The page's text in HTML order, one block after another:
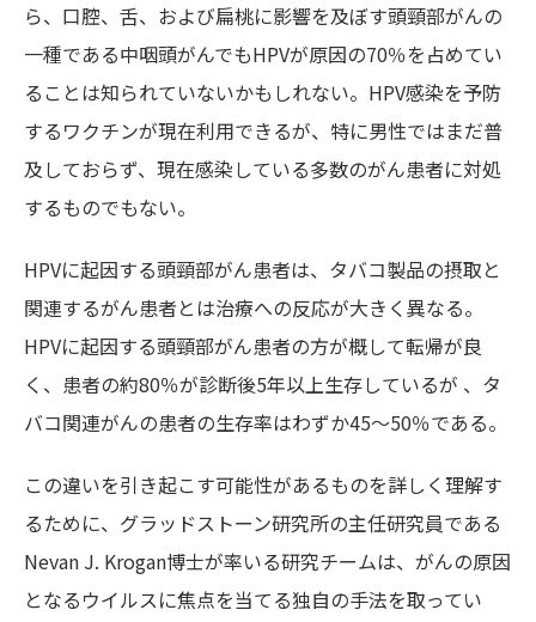
ら、口腔、舌、および扁桃に影響を及ぼす頭頸部がんの
一種である中咽頭がんでもHPVが原因の70％を占めてい
ることは知られていないかもしれない。HPV感染を予防
するワクチンが現在利用できるが、特に男性ではまだ普
及しておらず、現在感染している多数のがん患者に対処
するものでもない。
HPVに起因する頭頸部がん患者は、タバコ製品の摂取と
関連するがん患者とは治療への反応が大きく異なる。
HPVに起因する頭頸部がん患者の方が概して転帰が良
く、患者の約80％が診断後5年以上生存しているが 、タ
バコ関連がんの患者の生存率はわずか45～50％である。
この違いを引き起こす可能性があるものを詳しく理解す
るために、グラッドストーン研究所の主任研究員である
Nevan J. Krogan博士が率いる研究チームは、がんの原因
となるウイルスに焦点を当てる独自の手法を取ってい